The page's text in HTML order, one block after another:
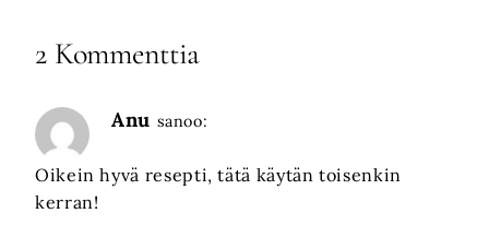
2 Kommenttia
Anu sanoo:
Oikein hyvä resepti, tätä käytän toisenkin
kerran!